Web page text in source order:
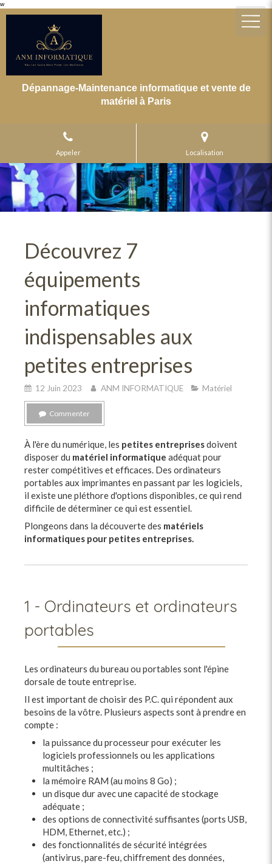
w
Dépannage-Maintenance informatique et vente de
matériel à Paris
Appeler Localisation
Découvrez 7
équipements
informatiques
indispensables aux
petites entreprises
12 Juin 2023 ANM INFORMATIQUE Matériel
Commenter
À l'ère du numérique, les petites entreprisesdoivent
disposer du matériel informatique adéquat pour
rester compétitives et efficaces. Des ordinateurs
portables aux imprimantes en passant par les logiciels,
il existe une pléthore d'options disponibles, ce qui rend
difficile de déterminer ce qui est essentiel.
Plongeons dans la découverte des matériels
informatiques pour petites entreprises.
1 - Ordinateurs et ordinateurs
portables
Les ordinateurs du bureau ou portables sont l'épine
dorsale de toute entreprise.
Il est important de choisir des P.C. qui répondent aux
besoins de la vôtre. Plusieurs aspects sont à prendre en
compte :
la puissance du processeur pour exécuter les
logiciels professionnels ou les applications
multitâches ;
la mémoire RAM (au moins 8 Go) ;
un disque dur avec une capacité de stockage
adéquate ;
des options de connectivité suffisantes (ports USB,
HDM, Ethernet, etc.) ;
des fonctionnalités de sécurité intégrées
(antivirus, pare-feu, chiffrement des données,